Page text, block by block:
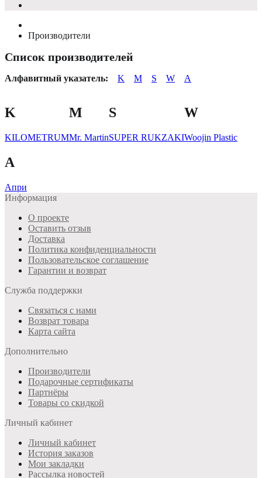
Производители
Список производителей
Алфавитный указатель: K M S W А
K
KILOMETRUM
M
Mr. Martin
S
SUPER RUKZAKI
W
Woojin Plastic
А
Апри
Информация
О проекте
Оставить отзыв
Доставка
Политика конфиденциальности
Пользовательское соглашение
Гарантии и возврат
Служба поддержки
Связаться с нами
Возврат товара
Карта сайта
Дополнительно
Производители
Подарочные сертификаты
Партнёры
Товары со скидкой
Личный кабинет
Личный кабинет
История заказов
Мои закладки
Рассылка новостей